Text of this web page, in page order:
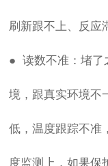
刷新跟不上、反应
● 读数不准：堵了
境，跟真实环境不
低，温度跟踪不准
度监测上，如果保